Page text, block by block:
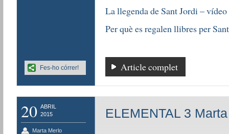
La llegenda de Sant Jordi –
Per què es regalen llibres per
Article complet
Fes-ho córrer!
20 ABRIL
2015
Marta Merlo
ELEMENTAL 3